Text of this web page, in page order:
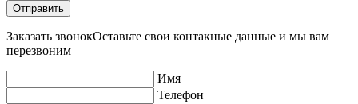
Заказать звонокОставьте свои контакные данные и мы вам
перезвоним
Имя
Телефон